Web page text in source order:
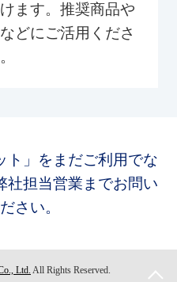
ます。推奨商品や
どにご活用くださ
ト」をまだご利用でな
社担当営業までお問い
さい。
Ltd. All Rights Reserved.